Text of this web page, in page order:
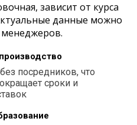
зависит от курса
данные можно
посредников, что
сроки и